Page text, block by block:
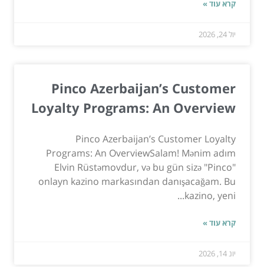
קרא עוד »
יול 24, 2026
Pinco Azerbaijan’s Customer
Loyalty Programs: An Overview
Pinco Azerbaijan’s Customer Loyalty
Programs: An OverviewSalam! Mənim adım
Elvin Rüstəmovdur, və bu gün sizə "Pinco"
onlayn kazino markasından danışacağam. Bu
kazino, yeni...
קרא עוד »
יונ 14, 2026